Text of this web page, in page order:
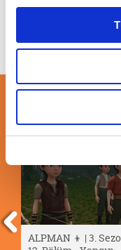
Çerezlere ilişkin
belirleyebilirsiniz.
Ayarlar butonuna
Metnimizi ziyaret
hazırlanmış olan
okumak ve sitemizi
gerçekleştirilen veri
ALPMAN 👦 | 3.